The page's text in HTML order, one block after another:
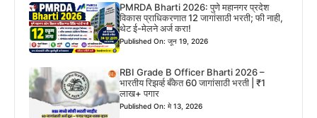
PMRDA Bharti 2026: पुणे महानगर प्रदेश
विकास प्राधिकरणात 12 जागांसाठी भरती; फी नाही,
थेट ई-मेलने अर्ज करा!
Published On: जून 19, 2026
RBI Grade B Officer Bharti 2026 –
भारतीय रिझर्व्ह बँकेत 60 जागांसाठी भरती | ₹1
लाख+ पगार
Published On: मे 13, 2026